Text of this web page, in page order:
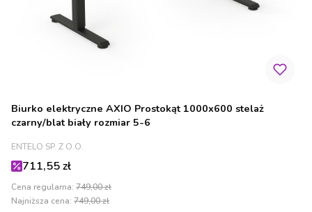
Biurko elektryczne AXIO Prostokąt 1000x600 stelaż
czarny/blat biały rozmiar 5-6
PRODUCENT
ENTELO SP. Z O.O.
Cena promocyjna
711,55 zł
Cena regularna: 749,00 zł
Najniższa cena: 749,00 zł